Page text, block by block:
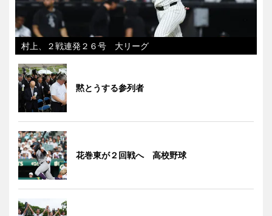
村上、２戦連発２６号 大リーグ
黙とうする参列者
花巻東が２回戦へ 高校野球